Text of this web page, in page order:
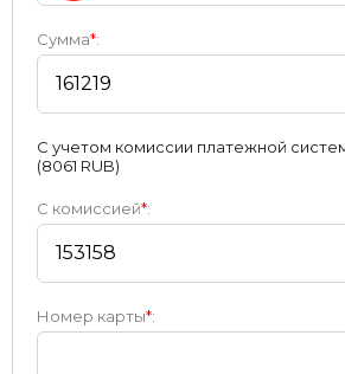
Сумма*:
С учетом комиссии платежной
(8061 RUB)
С комиссией*:
Номер карты*: